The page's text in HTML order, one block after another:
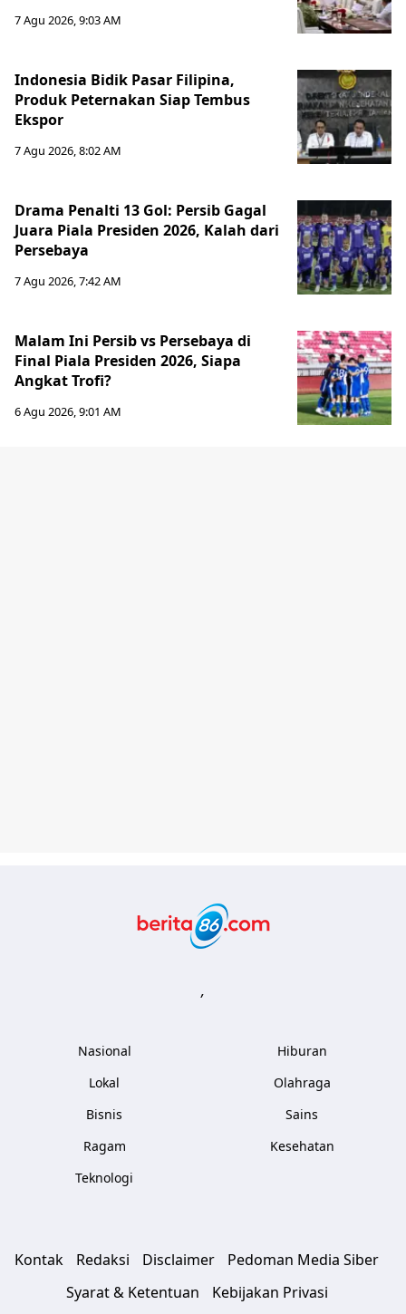
7 Agu 2026, 9:03 AM
Indonesia Bidik Pasar Filipina,
Produk Peternakan Siap Tembus
Ekspor
7 Agu 2026, 8:02 AM
Drama Penalti 13 Gol: Persib Gagal
Juara Piala Presiden 2026, Kalah dari
Persebaya
7 Agu 2026, 7:42 AM
Malam Ini Persib vs Persebaya di
Final Piala Presiden 2026, Siapa
Angkat Trofi?
6 Agu 2026, 9:01 AM
,
Nasional
Lokal
Bisnis
Ragam
Teknologi
Hiburan
Olahraga
Sains
Kesehatan
Kontak Redaksi Disclaimer
Pedoman Media Siber
Syarat & Ketentuan
Kebijakan Privasi